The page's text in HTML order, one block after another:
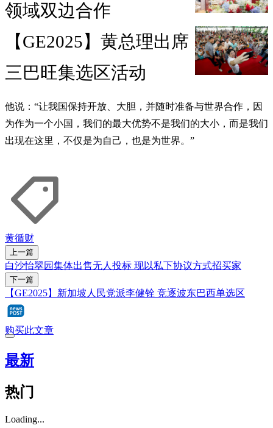
领域双边合作
【GE2025】黄总理出席
三巴旺集选区活动
他说：“让我国保持开放、大胆，并随时准备与世界合作，因
为作为一个小国，我们的最大优势不是我们的大小，而是我们
出现在这里，不仅是为自己，也是为世界。”
黄循财
上一篇
白沙怡翠园集体出售无人投标 现以私下协议方式招买家
下一篇
【GE2025】新加坡人民党派李健铨 竞逐波东巴西单选区
购买此文章
最新
热门
Loading...